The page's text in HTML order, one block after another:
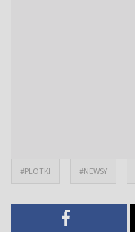
#PLOTKI #NEWSY